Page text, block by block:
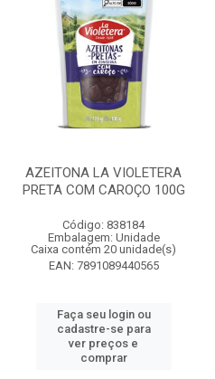
AZEITONA LA VIOLETERA
PRETA COM CAROÇO 100G
Código: 838184
Embalagem: Unidade
Caixa contém 20 unidade(s)
EAN: 7891089440565
Faça seu login ou
cadastre-se para
ver preços e
comprar